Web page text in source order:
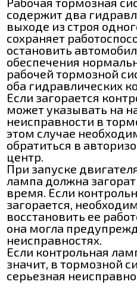
содержит два
выходе из строя
сохраняет
остановить
обеспечения
рабочей тормозной
оба гидравлических
Если загорается
может указывать на
неисправности в
этом случае
обратиться в
центр.
При запуске
лампа должна
время. Если
загорается,
восстановить ее
она могла
неисправностях.
Если контрольная
значит, в тормозной
серьезная